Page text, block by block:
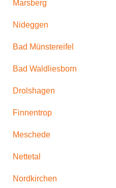
Marsberg
Nideggen
Bad Münstereifel
Bad Waldliesborn
Drolshagen
Finnentrop
Meschede
Nettetal
Nordkirchen